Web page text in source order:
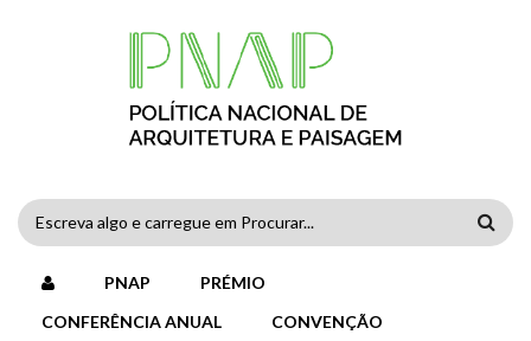
FORMULÁRIO
DE
PESQUISA
PNAP
PRÉMIO
CONFERÊNCIA ANUAL
CONVENÇÃO